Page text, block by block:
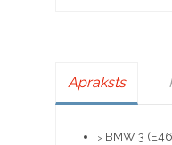
Apraksts
> BMW 3